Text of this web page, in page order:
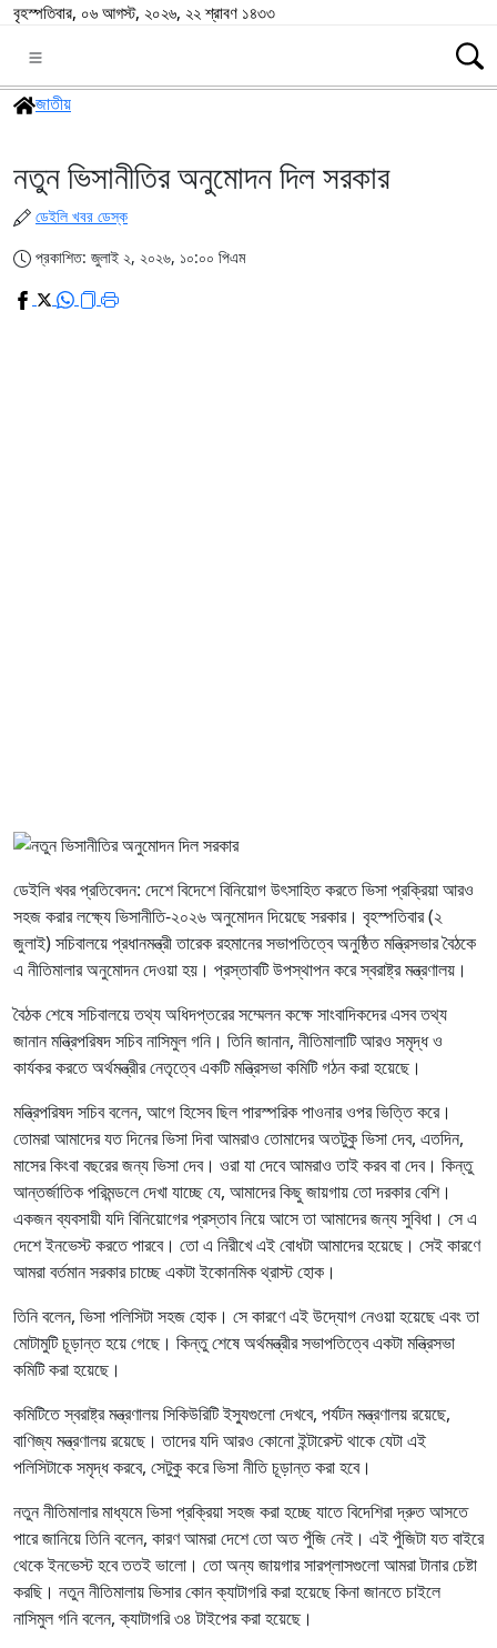
বৃহস্পতিবার, ০৬ আগস্ট, ২০২৬, ২২ শ্রাবণ ১৪৩৩
জাতীয়
নতুন ভিসানীতির অনুমোদন দিল সরকার
ডেইলি খবর ডেস্ক
প্রকাশিত: জুলাই ২, ২০২৬, ১০:০০ পিএম
ডেইলি খবর প্রতিবেদন: দেশে বিদেশে বিনিয়োগ উৎসাহিত করতে ভিসা প্রক্রিয়া আরও
সহজ করার লক্ষ্যে ভিসানীতি-২০২৬ অনুমোদন দিয়েছে সরকার। বৃহস্পতিবার (২
জুলাই) সচিবালয়ে প্রধানমন্ত্রী তারেক রহমানের সভাপতিত্বে অনুষ্ঠিত মন্ত্রিসভার বৈঠকে
এ নীতিমালার অনুমোদন দেওয়া হয়। প্রস্তাবটি উপস্থাপন করে স্বরাষ্ট্র মন্ত্রণালয়।
বৈঠক শেষে সচিবালয়ে তথ্য অধিদপ্তরের সম্মেলন কক্ষে সাংবাদিকদের এসব তথ্য
জানান মন্ত্রিপরিষদ সচিব নাসিমুল গনি। তিনি জানান, নীতিমালাটি আরও সমৃদ্ধ ও
কার্যকর করতে অর্থমন্ত্রীর নেতৃত্বে একটি মন্ত্রিসভা কমিটি গঠন করা হয়েছে।
মন্ত্রিপরিষদ সচিব বলেন, আগে হিসেব ছিল পারস্পরিক পাওনার ওপর ভিত্তি করে।
তোমরা আমাদের যত দিনের ভিসা দিবা আমরাও তোমাদের অতটুকু ভিসা দেব, এতদিন,
মাসের কিংবা বছরের জন্য ভিসা দেব। ওরা যা দেবে আমরাও তাই করব বা দেব। কিন্তু
আন্তর্জাতিক পরিমন্ডলে দেখা যাচ্ছে যে, আমাদের কিছু জায়গায় তো দরকার বেশি।
একজন ব্যবসায়ী যদি বিনিয়োগের প্রস্তাব নিয়ে আসে তা আমাদের জন্য সুবিধা। সে এ
দেশে ইনভেস্ট করতে পারবে। তো এ নিরীখে এই বোধটা আমাদের হয়েছে। সেই কারণে
আমরা বর্তমান সরকার চাচ্ছে একটা ইকোনমিক থ্রাস্ট হোক।
তিনি বলেন, ভিসা পলিসিটা সহজ হোক। সে কারণে এই উদ্যোগ নেওয়া হয়েছে এবং তা
মোটামুটি চূড়ান্ত হয়ে গেছে। কিন্তু শেষে অর্থমন্ত্রীর সভাপতিত্বে একটা মন্ত্রিসভা
কমিটি করা হয়েছে।
কমিটিতে স্বরাষ্ট্র মন্ত্রণালয় সিকিউরিটি ইস্যুগুলো দেখবে, পর্যটন মন্ত্রণালয় রয়েছে,
বাণিজ্য মন্ত্রণালয় রয়েছে। তাদের যদি আরও কোনো ইন্টারেস্ট থাকে যেটা এই
পলিসিটাকে সমৃদ্ধ করবে, সেটুকু করে ভিসা নীতি চূড়ান্ত করা হবে।
নতুন নীতিমালার মাধ্যমে ভিসা প্রক্রিয়া সহজ করা হচ্ছে যাতে বিদেশিরা দ্রুত আসতে
পারে জানিয়ে তিনি বলেন, কারণ আমরা দেশে তো অত পুঁজি নেই। এই পুঁজিটা যত বাইরে
থেকে ইনভেস্ট হবে ততই ভালো। তো অন্য জায়গার সারপ্লাসগুলো আমরা টানার চেষ্টা
করছি। নতুন নীতিমালায় ভিসার কোন ক্যাটাগরি করা হয়েছে কিনা জানতে চাইলে
নাসিমুল গনি বলেন, ক্যাটাগরি ৩৪ টাইপের করা হয়েছে।